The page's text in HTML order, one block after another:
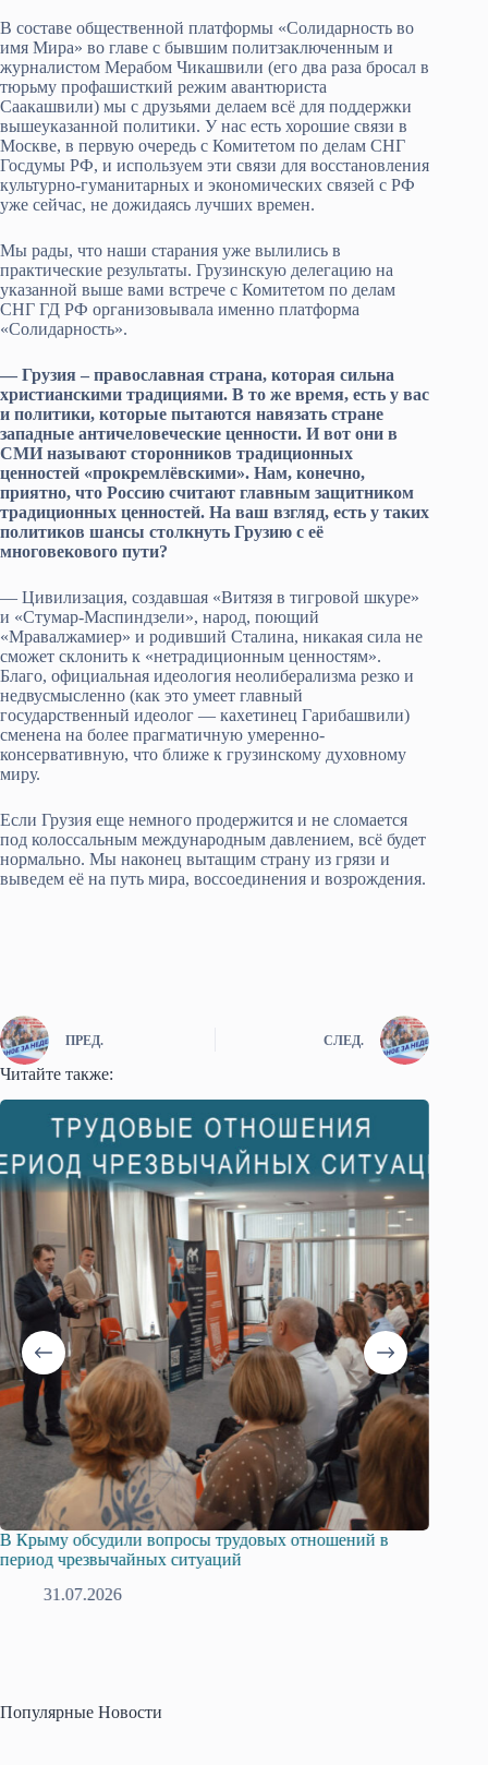
В составе общественной платформы «Солидарность во
имя Мира» во главе с бывшим политзаключенным и
журналистом Мерабом Чикашвили (его два раза бросал в
тюрьму профашисткий режим авантюриста
Саакашвили) мы с друзьями делаем всё для поддержки
вышеуказанной политики. У нас есть хорошие связи в
Москве, в первую очередь с Комитетом по делам СНГ
Госдумы РФ, и используем эти связи для восстановления
культурно-гуманитарных и экономических связей с РФ
уже сейчас, не дожидаясь лучших времен.
Мы рады, что наши старания уже вылились в
практические результаты. Грузинскую делегацию на
указанной выше вами встрече с Комитетом по делам
СНГ ГД РФ организовывала именно платформа
«Солидарность».
— Грузия – православная страна, которая сильна
христианскими традициями. В то же время, есть у вас
и политики, которые пытаются навязать стране
западные античеловеческие ценности. И вот они в
СМИ называют сторонников традиционных
ценностей «прокремлёвскими». Нам, конечно,
приятно, что Россию считают главным защитником
традиционных ценностей. На ваш взгляд, есть у таких
политиков шансы столкнуть Грузию с её
многовекового пути?
— Цивилизация, создавшая «Витязя в тигровой шкуре»
и «Стумар-Маспиндзели», народ, поющий
«Мравалжамиер» и родивший Сталина, никакая сила не
сможет склонить к «нетрадиционным ценностям».
Благо, официальная идеология неолиберализма резко и
недвусмысленно (как это умеет главный
государственный идеолог — кахетинец Гарибашвили)
сменена на более прагматичную умеренно-
консервативную, что ближе к грузинскому духовному
миру.
Если Грузия еще немного продержится и не сломается
под колоссальным международным давлением, всё будет
нормально. Мы наконец вытащим страну из грязи и
выведем её на путь мира, воссоединения и возрождения.
ПРЕД. СЛЕД.
Читайте также:
В Крыму обсудили вопросы трудовых отношений в
период чрезвычайных ситуаций
31.07.2026
Популярные Новости